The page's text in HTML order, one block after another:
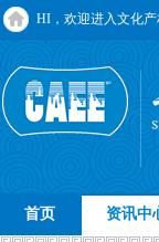
HI，欢迎进入文化产
首页 资讯中